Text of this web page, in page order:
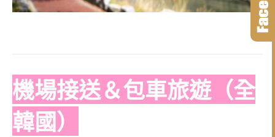
機場接送＆包車旅遊（全
韓國）